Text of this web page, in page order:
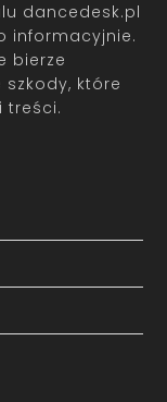
dancedesk.pl
informacyjnie.
bierze
które
treści.